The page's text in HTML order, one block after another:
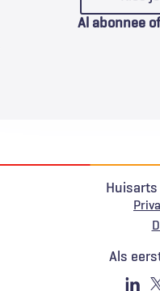
Al abonnee
Als